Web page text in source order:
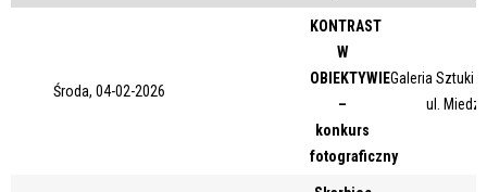
Środa, 04-02-2026
KONTRAST
W
OBIEKTYWIE
–
konkurs
fotograficzny
Galeria Sztuki
ul.